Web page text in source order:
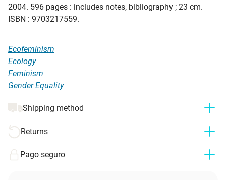
2004. 596 pages : includes notes, bibliography ; 23 cm.
ISBN : 9703217559.
Ecofeminism
Ecology
Feminism
Gender Equality
Shipping method
Returns
Pago seguro